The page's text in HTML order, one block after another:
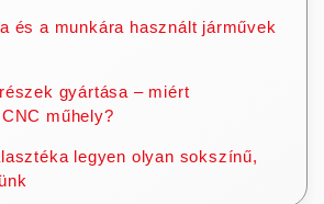
és a munkára használt járművek
gyártása – miért
műhely?
legyen olyan sokszínű,